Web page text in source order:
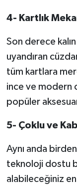
4- Kartlık
Son derece
uyandıran
tüm kartlara
ince ve modern
popüler
5- Çoklu ve
Aynı anda
teknoloji dostu
alabileceğiniz